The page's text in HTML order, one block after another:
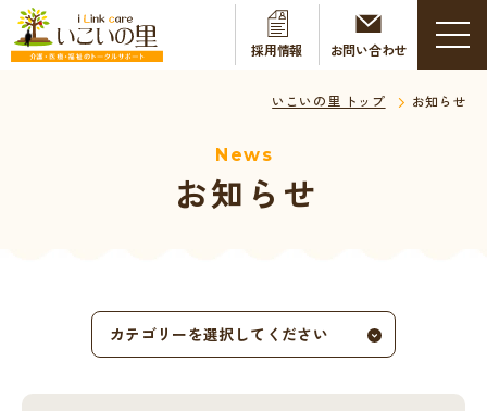
採用情報 お問い合わせ
News
お知らせ
いこいの里 トップ お知らせ
カテゴリーを選択してください